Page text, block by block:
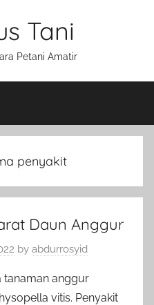
Tani
Petani Amatir
penyakit
Daun Anggur
by abdurrosyid
tanaman anggur
vitis. Penyakit